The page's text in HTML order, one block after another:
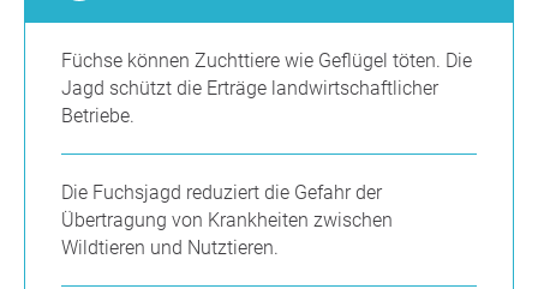
Füchse können Zuchttiere wie Geflügel töten. Die
Jagd schützt die Erträge landwirtschaftlicher
Betriebe.
Die Fuchsjagd reduziert die Gefahr der
Übertragung von Krankheiten zwischen
Wildtieren und Nutztieren.